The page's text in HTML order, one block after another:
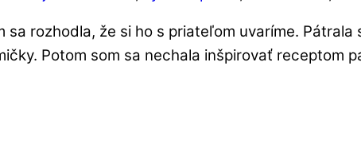
rozhodla, že si ho s priateľom uvaríme.
Potom som sa nechala inšpirovať receptom